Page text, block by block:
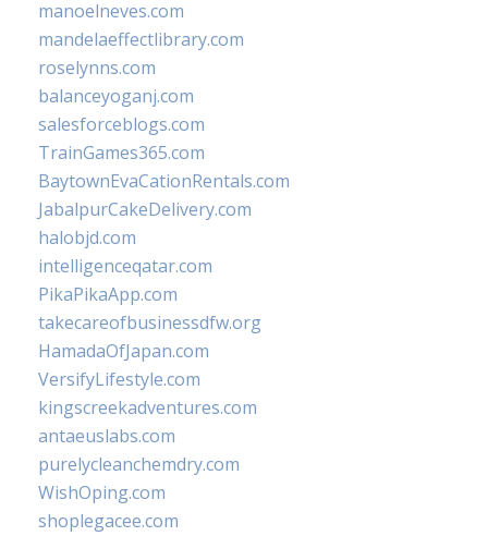
manoelneves.com
mandelaeffectlibrary.com
roselynns.com
balanceyoganj.com
salesforceblogs.com
TrainGames365.com
BaytownEvaCationRentals.com
JabalpurCakeDelivery.com
halobjd.com
intelligenceqatar.com
PikaPikaApp.com
takecareofbusinessdfw.org
HamadaOfJapan.com
VersifyLifestyle.com
kingscreekadventures.com
antaeuslabs.com
purelycleanchemdry.com
WishOping.com
shoplegacee.com